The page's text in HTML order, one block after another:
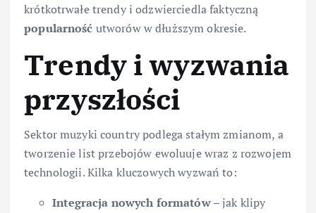
krótkotrwałe trendy i odzwierciedla faktyczną
popularność utworów w dłuższym okresie.
Trendy i wyzwania
przyszłości
Sektor muzyki country podlega stałym zmianom, a
tworzenie list przebojów ewoluuje wraz z rozwojem
technologii. Kilka kluczowych wyzwań to:
Integracja nowych formatów– jak klipy